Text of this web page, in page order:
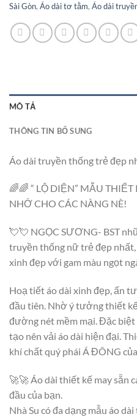
Sài Gòn, Áo dài tơ tằm, Áo dài
MÔ TẢ
THÔNG TIN BỔ SUNG
Áo dài truyền thống trẻ đẹp
🌈🌈 “ LỘ DIỆN” MẪU
NHỚ CHO CÁC NÀNG NÈ!
💘💘 NGỌC SƯƠNG- BST
truyền thống nữ trẻ đẹp nhất,
xinh đẹp với gam màu ngọt
Hoạ tiết áo dài xinh đẹp, ấn
đầu tiên. Nhờ ý tưởng thiết
đường nét mềm mại. Đặc biệt
tạo nên vải áo dài hiện đại.
khí chất quý phái Á ĐÔNG
🚀🚀 Áo dài thiết kế may sẵn
đầu của bạn.
Nhà Su có đa dạng mẫu áo